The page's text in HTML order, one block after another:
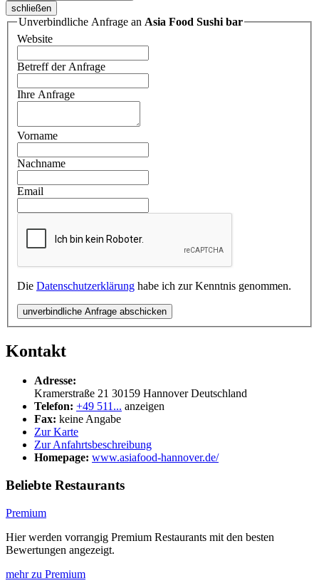
schließen
Unverbindliche Anfrage an Asia Food Sushi bar
Website
Betreff der Anfrage
Ihre Anfrage
Vorname
Nachname
Email
Die Datenschutzerklärung habe ich zur Kenntnis genommen.
unverbindliche Anfrage abschicken
Kontakt
Adresse:
Kramerstraße 21 30159 Hannover Deutschland
Telefon: +49 511... anzeigen
Fax: keine Angabe
Zur Karte
Zur Anfahrtsbeschreibung
Homepage: www.asiafood-hannover.de/
Beliebte Restaurants
Premium
Hier werden vorrangig Premium Restaurants mit den besten
Bewertungen angezeigt.
mehr zu Premium